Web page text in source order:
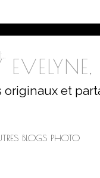
et
BLOGS PHOTO